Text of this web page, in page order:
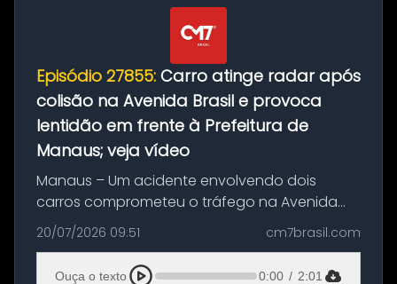
Episódio 27855: Carro atinge radar após
colisão na Avenida Brasil e provoca
lentidão em frente à Prefeitura de
Manaus; veja vídeo
Manaus – Um acidente envolvendo dois
carros comprometeu o tráfego na Avenida
Brasil durante a manhã desta segunda-feira
(20), em frente ao complexo da Prefeitura de
Manaus, na Zona Oeste. A batida ter...
20/07/2026 09:51 cm7brasil.com
Ouça o texto 0:00 / 2:01